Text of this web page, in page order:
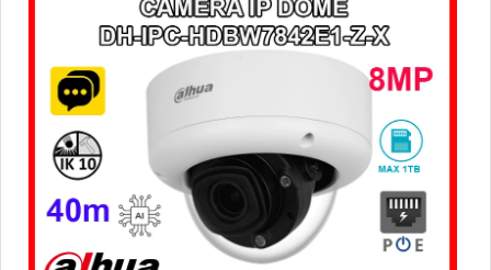
trợ POE tiện lợi và mức giá phải chăng